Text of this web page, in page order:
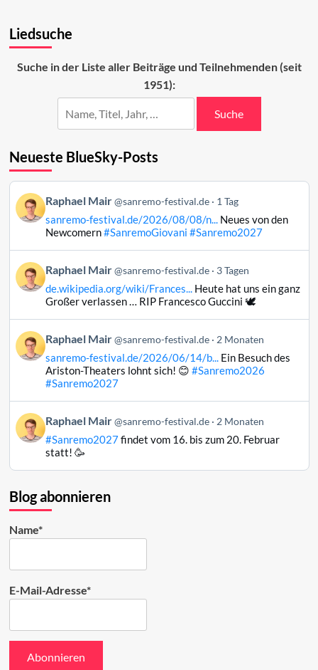
e
ESC
etwas
braver
Liedsuche
Suche in der Liste aller Beiträge und Teilnehmenden (seit
1951):
Suche
Neueste BlueSky-Posts
Beitrag
von
Raphael
Bluesky
ansehen
Raphael Mair @sanremo-festival.de 1 Tag
sanremo-festival.de/2026/08/08/n...Neues von den
Newcomern#SanremoGiovani #Sanremo2027
Beitrag
von
Raphael
Bluesky
ansehen
Raphael Mair @sanremo-festival.de 3 Tagen
de.wikipedia.org/wiki/Frances...Heute hat uns ein ganz
Großer verlassen … RIP Francesco Guccini 🕊️
Beitrag
von
Raphael
ansehen
Raphael Mair @sanremo-festival.de 2 Monaten
sanremo-festival.de/2026/06/14/b...Ein Besuch des
Ariston-Theaters lohnt sich! 😊 #Sanremo2026
#Sanremo2027
Beitrag
von
Raphael
Bluesky
ansehen
Raphael Mair @sanremo-festival.de 2 Monaten
#Sanremo2027findet vom 16. bis zum 20. Februar
statt! 🥳
Blog abonnieren
Name*
E-Mail-Adresse*